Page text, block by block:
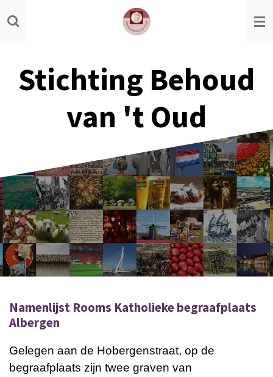
Ga
direct
hoofdinhoud
Stichting Behoud
van 't Oud
Namenlijst Rooms Katholieke begraafplaats
Albergen
Gelegen aan de Hobergenstraat, op de
begraafplaats zijn twee graven van